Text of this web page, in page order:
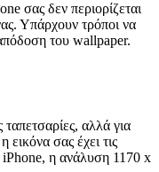
σας δεν περιορίζεται
Υπάρχουν τρόποι να
του wallpaper.
αλλά για
εικόνα σας έχει τις
iPhone, η ανάλυση 1170 x